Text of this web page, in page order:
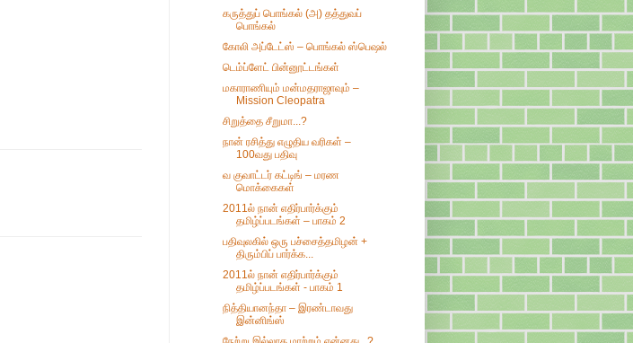
கருத்துப் பொங்கல் (அ) தத்துவப்
பொங்கல்
கோலி அப்டேட்ஸ் – பொங்கல் ஸ்பெஷல்
டெம்ப்ளேட் பின்னூட்டங்கள்
மகாராணியும் மன்மதராஜாவும் –
Mission Cleopatra
சிறுத்தை சீறுமா...?
நான் ரசித்து எழுதிய வரிகள் –
100வது பதிவு
வ குவாட்டர் கட்டிங் – மரண
மொக்கைகள்
2011ல் நான் எதிர்பார்க்கும்
தமிழ்ப்படங்கள் – பாகம் 2
பதிவுலகில் ஒரு பச்சைத்தமிழன் +
திரும்பிப் பார்க்க...
2011ல் நான் எதிர்பார்க்கும்
தமிழ்ப்படங்கள் - பாகம் 1
நித்தியானந்தா – இரண்டாவது
இன்னிங்ஸ்